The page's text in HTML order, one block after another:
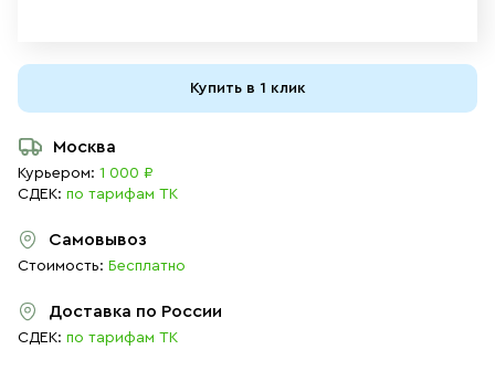
Купить в 1 клик
Москва
Курьером: 1 000 ₽
СДЕК: по тарифам ТК
Самовывоз
Стоимость: Бесплатно
Доставка по России
СДЕК: по тарифам ТК